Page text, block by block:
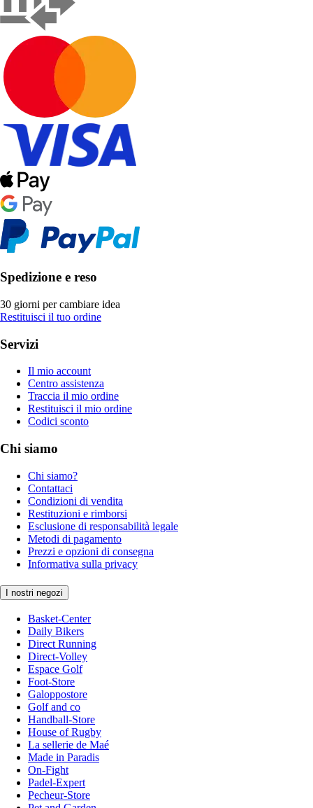
Spedizione e reso
30 giorni per cambiare idea
Restituisci il tuo ordine
Servizi
Il mio account
Centro assistenza
Traccia il mio ordine
Restituisci il mio ordine
Codici sconto
Chi siamo
Chi siamo?
Contattaci
Condizioni di vendita
Restituzioni e rimborsi
Esclusione di responsabilità legale
Metodi di pagamento
Prezzi e opzioni di consegna
Informativa sulla privacy
I nostri negozi
Basket-Center
Daily Bikers
Direct Running
Direct-Volley
Espace Golf
Foot-Store
Galoppostore
Golf and co
Handball-Store
House of Rugby
La sellerie de Maé
Made in Paradis
On-Fight
Padel-Expert
Pecheur-Store